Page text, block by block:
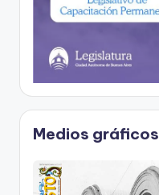
Medios gráficos